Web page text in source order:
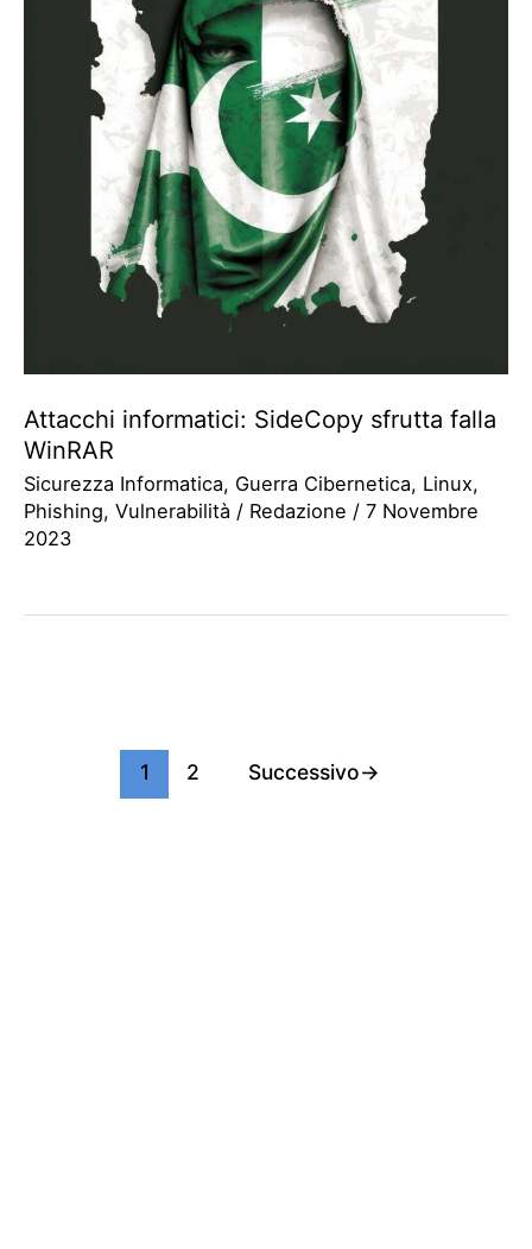
Attacchi informatici: SideCopy sfrutta falla
WinRAR
Sicurezza Informatica, Guerra Cibernetica, Linux,
Phishing, Vulnerabilità / Redazione / 7 Novembre
2023
1 2 Successivo→